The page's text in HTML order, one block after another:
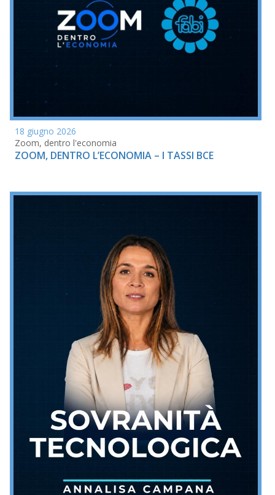
18 giugno 2026
Zoom, dentro l'economia
ZOOM, DENTRO L’ECONOMIA – I TASSI BCE